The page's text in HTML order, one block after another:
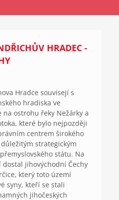
HRADEC -
Hradce souvisejí s
hradiska ve
na ostrohu řeky Nežárky a
které bylo nejpozději
centrem širokého
strategickým
státu. Na
dostal jihovýchodní Čechy
který toto území
syny, kteří se stali
jihočeských